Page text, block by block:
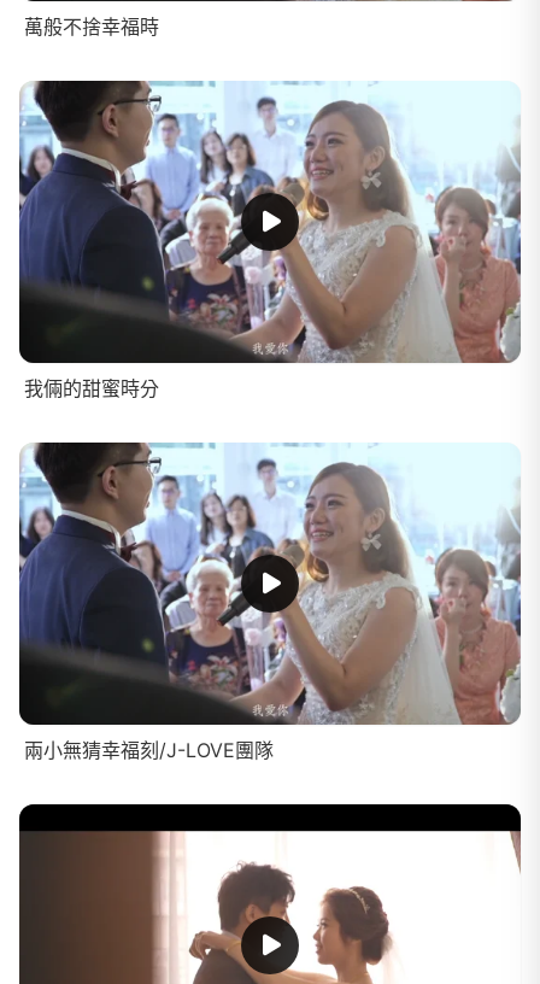
萬般不捨幸福時
我倆的甜蜜時分
兩小無猜幸福刻/J-LOVE團隊